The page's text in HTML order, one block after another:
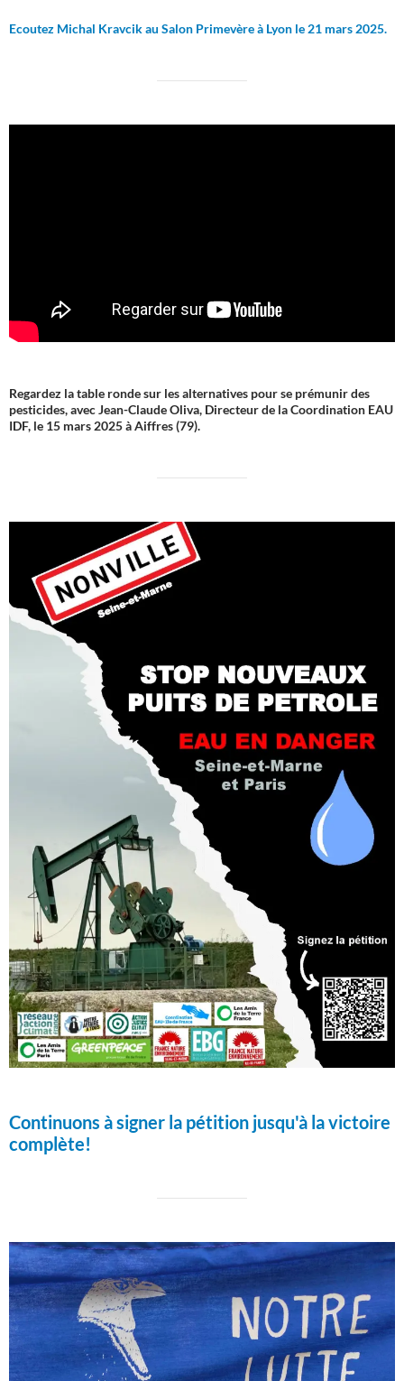
Ecoutez Michal Kravcik au Salon Primevère à Lyon le 21 mars 2025.
Regardez la table ronde sur les alternatives pour se prémunir des
pesticides, avec Jean-Claude Oliva, Directeur de la Coordination EAU
IDF, le 15 mars 2025 à Aiffres (79).
Continuons à signer la pétition jusqu'à la victoire
complète!